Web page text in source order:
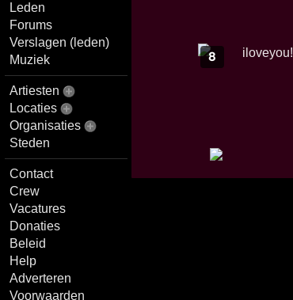
Leden
Forums
Verslagen (leden)
Muziek
Artiesten
Locaties
Organisaties
Steden
Contact
Crew
Vacatures
Donaties
Beleid
Help
Adverteren
Voorwaarden
8